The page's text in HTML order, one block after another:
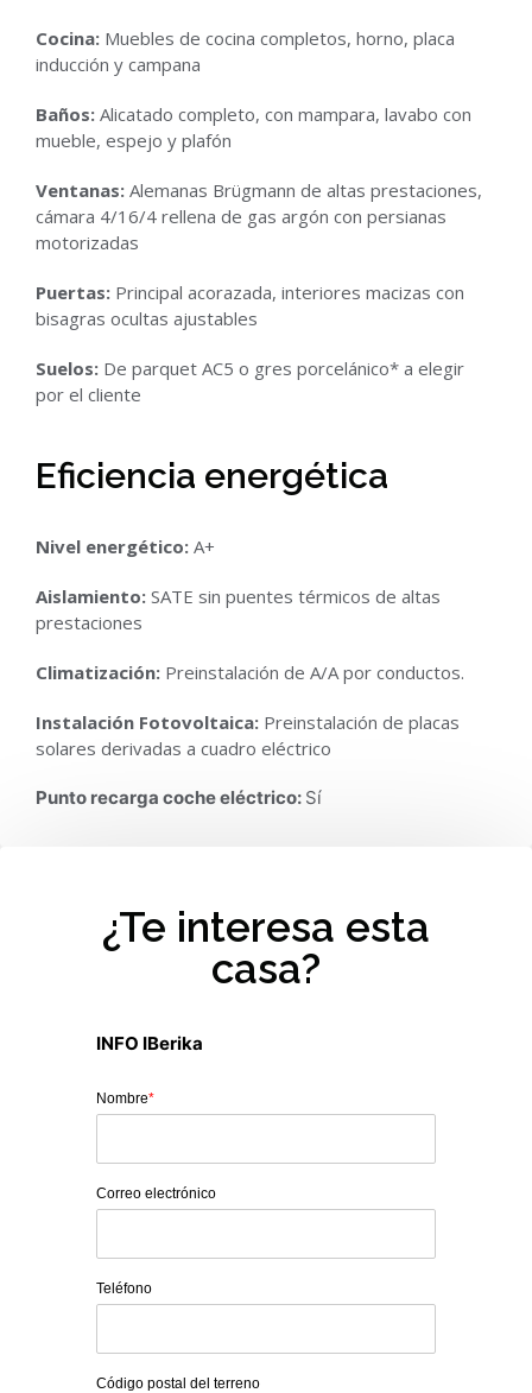
Cocina: Muebles de cocina completos, horno, placa
inducción y campana
Baños: Alicatado completo, con mampara, lavabo con
mueble, espejo y plafón
Ventanas: Alemanas Brügmann de altas prestaciones,
cámara 4/16/4 rellena de gas argón con persianas
motorizadas
Puertas: Principal acorazada, interiores macizas con
bisagras ocultas ajustables
Suelos: De parquet AC5 o gres porcelánico* a elegir
por el cliente
Eficiencia energética
Nivel energético: A+
Aislamiento: SATE sin puentes térmicos de altas
prestaciones
Climatización: Preinstalación de A/A por conductos.
Instalación Fotovoltaica: Preinstalación de placas
solares derivadas a cuadro eléctrico
Punto recarga coche eléctrico: Sí
¿Te interesa esta
casa?
INFO IBerika
Nombre*
Correo electrónico
Teléfono
Código postal del terreno